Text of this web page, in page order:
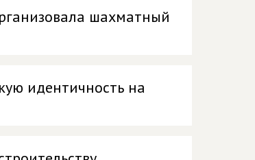
шахматный
идентичность на